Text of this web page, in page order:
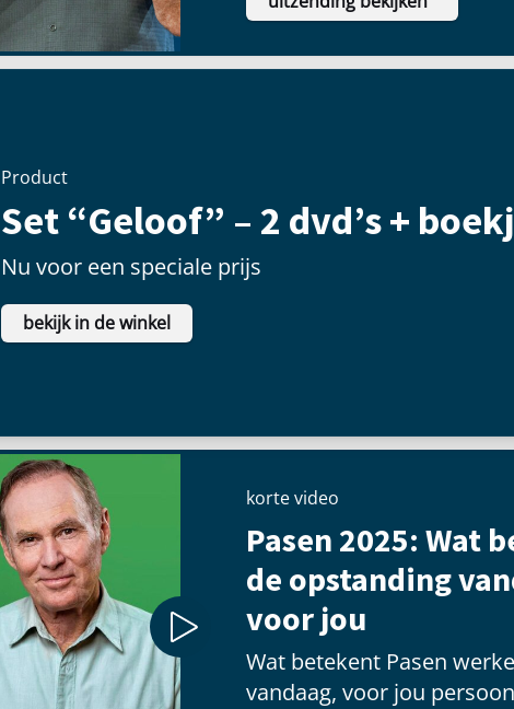
Product
Set “Geloof” – 2 dvd’s +
Nu voor een speciale prijs
bekijk in de winkel
korte video
Pasen 2025: Wat
de opstanding
voor jou
Wat betekent Pasen
vandaag, voor jou